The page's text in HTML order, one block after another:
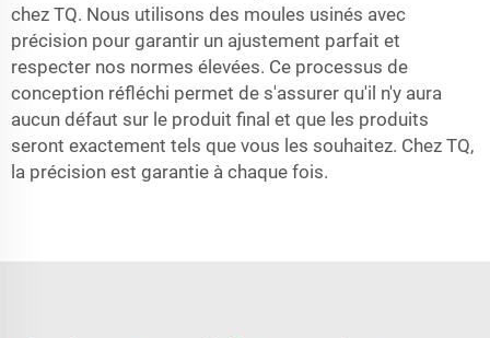
chez TQ. Nous utilisons des moules usinés avec
précision pour garantir un ajustement parfait et
respecter nos normes élevées. Ce processus de
conception réfléchi permet de s'assurer qu'il n'y aura
aucun défaut sur le produit final et que les produits
seront exactement tels que vous les souhaitez. Chez TQ,
la précision est garantie à chaque fois.